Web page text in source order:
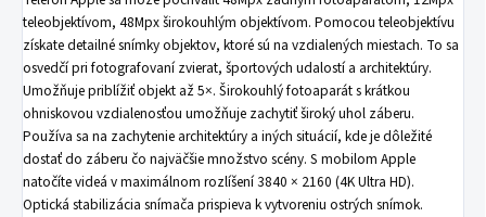
teleobjektívom, 48Mpx širokouhlým objektívom. Pomocou teleobjektívu
získate detailné snímky objektov, ktoré sú na vzdialených miestach. To sa
osvedčí pri fotografovaní zvierat, športových udalostí a architektúry.
Umožňuje priblížiť objekt až 5×. Širokouhlý fotoaparát s krátkou
ohniskovou vzdialenosťou umožňuje zachytiť široký uhol záberu.
Používa sa na zachytenie architektúry a iných situácií, kde je dôležité
dostať do záberu čo najväčšie množstvo scény. S mobilom Apple
natočíte videá v maximálnom rozlíšení 3840 × 2160 (4K Ultra HD).
Optická stabilizácia snímača prispieva k vytvoreniu ostrých snímok.